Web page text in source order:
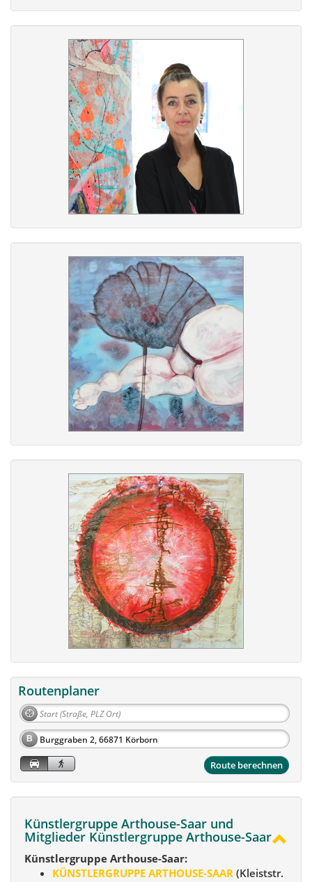
Routenplaner
B
Route berechnen
Künstlergruppe Arthouse-Saar und
Mitglieder Künstlergruppe Arthouse-Saar
Künstlergruppe Arthouse-Saar:
KÜNSTLERGRUPPE ARTHOUSE-SAAR (Kleiststr.